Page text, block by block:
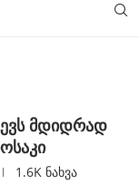
მდიდრად
1.6K ნახვა